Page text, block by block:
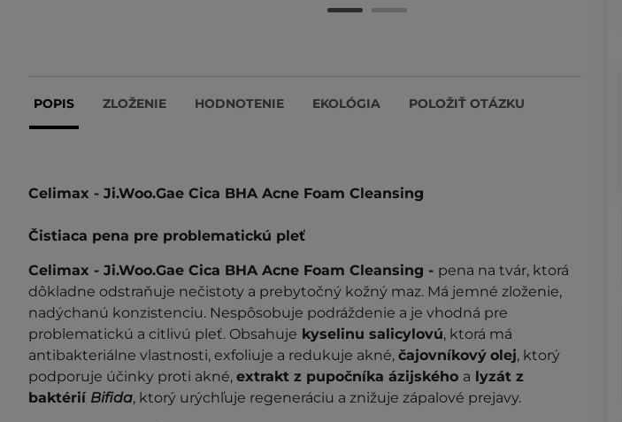
POPIS ZLOŽENIE HODNOTENIE EKOLÓGIA POLOŽIŤ OTÁZKU
Celimax - Ji.Woo.Gae Cica BHA Acne Foam Cleansing
Čistiaca pena pre problematickú pleť
Celimax - Ji.Woo.Gae Cica BHA Acne Foam Cleansing - pena na tvár, ktorá
dôkladne odstraňuje nečistoty a prebytočný kožný maz. Má jemné zloženie,
nadýchanú konzistenciu. Nespôsobuje podráždenie a je vhodná pre
problematickú a citlivú pleť. Obsahuje kyselinu salicylovú, ktorá má
antibakteriálne vlastnosti, exfoliuje a redukuje akné, čajovníkový olej, ktorý
podporuje účinky proti akné, extrakt z pupočníka ázijského a lyzát z
baktérií Bifida, ktorý urýchľuje regeneráciu a znižuje zápalové prejavy.